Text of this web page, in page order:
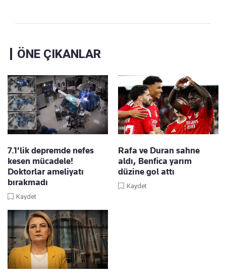
ÖNE ÇIKANLAR
7.1'lik depremde nefes
kesen mücadele!
Doktorlar ameliyatı
bırakmadı
Kaydet
Rafa ve Duran sahne
aldı, Benfica yarım
düzine gol attı
Kaydet